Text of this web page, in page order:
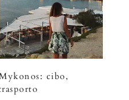
cibo,